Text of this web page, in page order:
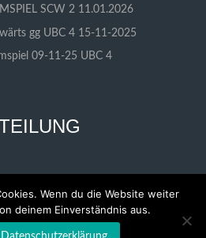
SCW 2 11.01.2026
gg UBC 4 15-11-2025
09-11-25 UBC 4
Wenn du die Website weiter
deinem Einverständnis aus.